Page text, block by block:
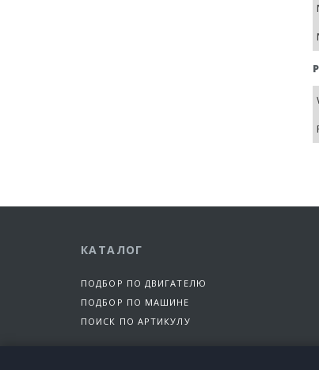
КАТАЛОГ
ПОДБОР ПО ДВИГАТЕЛЮ
ПОДБОР ПО МАШИНЕ
ПОИСК ПО АРТИКУЛУ